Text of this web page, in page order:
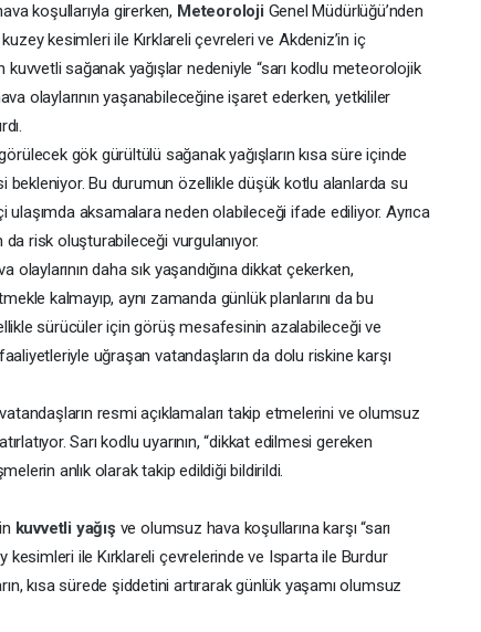
koşullarıyla girerken, Meteoroloji Genel Müdürlüğü’nden
kesimleri ile Kırklareli çevreleri ve Akdeniz’in iç
sağanak yağışlar nedeniyle “sarı kodlu meteorolojik
olaylarının yaşanabileceğine işaret ederken, yetkililer
gök gürültülü sağanak yağışların kısa süre içinde
bekleniyor. Bu durumun özellikle düşük kotlu alanlarda su
ulaşımda aksamalara neden olabileceği ifade ediliyor. Ayrıca
da risk oluşturabileceği vurgulanıyor.
daha sık yaşandığına dikkat çekerken,
kalmayıp, aynı zamanda günlük planlarını da bu
sürücüler için görüş mesafesinin azalabileceği ve
uğraşan vatandaşların da dolu riskine karşı
resmi açıklamaları takip etmelerini ve olumsuz
Sarı kodlu uyarının, “dikkat edilmesi gereken
anlık olarak takip edildiği bildirildi.
kuvvetli yağış ve olumsuz hava koşullarına karşı “sarı
kesimleri ile Kırklareli çevrelerinde ve Isparta ile Burdur
kısa sürede şiddetini artırarak günlük yaşamı olumsuz